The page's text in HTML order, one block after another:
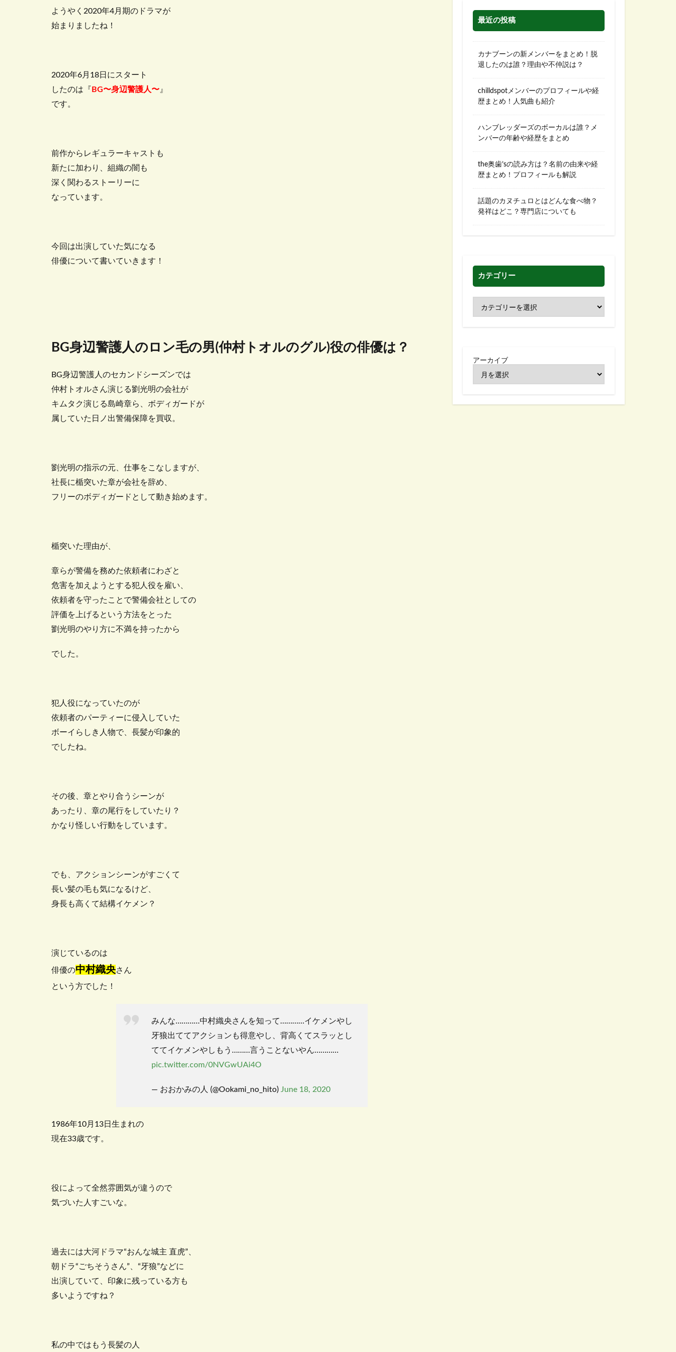
ようやく2020年4月期のドラマが
始まりましたね！
2020年6月18日にスタート
したのは『 BG〜身辺警護人〜』
です。
前作からレギュラーキャストも
新たに加わり、組織の闇も
深く関わるストーリーに
なっています。
今回は出演していた気になる
俳優について書いていきます！
BG身辺警護人のロン毛の男(仲村トオルのグル)役の俳優は？
BG身辺警護人のセカンドシーズンでは
仲村トオルさん演じる劉光明の会社が
キムタク演じる島崎章ら、ボディガードが
属していた日ノ出警備保障を買収。
劉光明の指示の元、仕事をこなしますが、
社長に楯突いた章が会社を辞め、
フリーのボディガードとして動き始めます。
楯突いた理由が、
章らが警備を務めた依頼者にわざと
危害を加えようとする犯人役を雇い、
依頼者を守ったことで警備会社としての
評価を上げるという方法をとった
劉光明のやり方に不満を持ったから
でした。
犯人役になっていたのが
依頼者のパーティーに侵入していた
ボーイらしき人物で、長髪が印象的
でしたね。
その後、章とやり合うシーンが
あったり、章の尾行をしていたり？
かなり怪しい行動をしています。
でも、アクションシーンがすごくて
長い髪の毛も気になるけど、
身長も高くて結構イケメン？
演じているのは
俳優の中村織央さん
という方でした！
みんな…………中村織央さんを知って…………イケメンやし
牙狼出ててアクションも得意やし、背高くてスラッとし
ててイケメンやしもう………言うことないやん…………
pic.twitter.com/0NVGwUAi4O
— おおかみの人 (@Ookami_no_hito) June 18, 2020
1986年10月13日生まれの
現在33歳です。
役によって全然雰囲気が違うので
気づいた人すごいな。
過去には大河ドラマ“おんな城主 直虎”、
朝ドラ“ごちそうさん”、“牙狼”などに
出演していて、印象に残っている方も
多いようですね？
私の中ではもう長髪の人
最近の投稿
カナブーンの新メンバーをまとめ！脱
退したのは誰？理由や不仲説は？
chilldspotメンバーのプロフィールや経
歴まとめ！人気曲も紹介
ハンブレッダーズのボーカルは誰？メ
ンバーの年齢や経歴をまとめ
the奥歯’sの読み方は？名前の由来や経
歴まとめ！プロフィールも解説
話題のカヌチュロとはどんな食べ物？
発祥はどこ？専門店についても
カテゴリー
アーカイブ